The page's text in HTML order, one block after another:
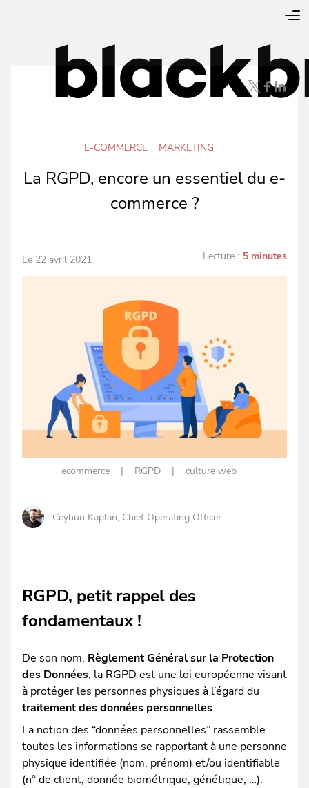
E-COMMERCE MARKETING
La RGPD, encore un essentiel du e-
commerce ?
Ceyhun Kaplan, Chief Operating Officer
Le 22 avril 2021
ecommerce RGPD culture web
Lecture : 5 minutes
RGPD, petit rappel des
fondamentaux !
De son nom, Règlement Général sur la Protection
des Données, la RGPD est une loi européenne visant
à protéger les personnes physiques à l’égard du
traitement des données personnelles.
La notion des “données personnelles” rassemble
toutes les informations se rapportant à une personne
physique identifiée (nom, prénom) et/ou identifiable
(n° de client, donnée biométrique, génétique, …).